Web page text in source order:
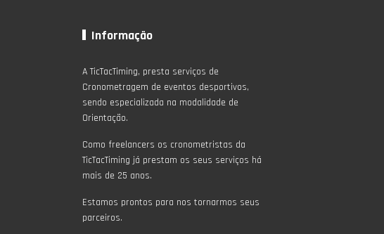
Informação
A TicTacTiming, presta serviços de
Cronometragem de eventos desportivos,
sendo especializada na modalidade de
Orientação.
Como freelancers os cronometristas da
TicTacTiming já prestam os seus serviços há
mais de 25 anos.
Estamos prontos para nos tornarmos seus
parceiros.